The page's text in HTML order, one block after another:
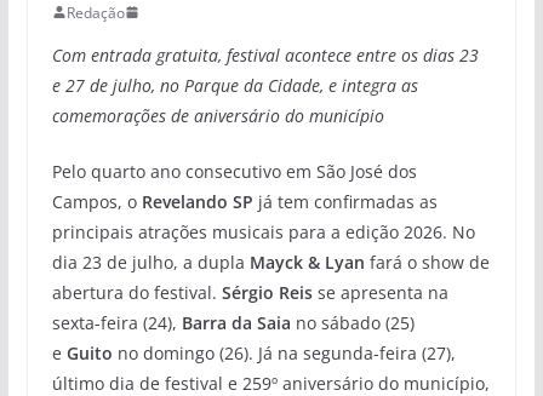
Redação
Com entrada gratuita, festival acontece entre os dias 23
e 27 de julho, no Parque da Cidade, e integra as
comemorações de aniversário do município
Pelo quarto ano consecutivo em São José dos
Campos, o Revelando SP já tem confirmadas as
principais atrações musicais para a edição 2026. No
dia 23 de julho, a dupla Mayck & Lyan fará o show de
abertura do festival. Sérgio Reisse apresenta na
sexta-feira (24), Barra da Saia no sábado (25)
e Guito no domingo (26). Já na segunda-feira (27),
último dia de festival e 259º aniversário do município,